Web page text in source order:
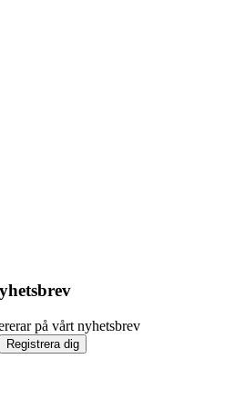
på vårt nyhetsbrev
Registrera dig